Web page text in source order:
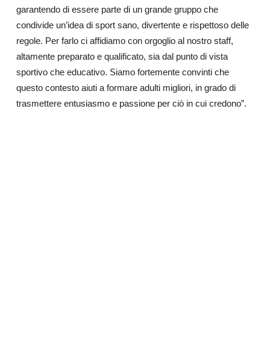
garantendo di essere parte di un grande gruppo che
condivide un’idea di sport sano, divertente e rispettoso delle
regole. Per farlo ci affidiamo con orgoglio al nostro staff,
altamente preparato e qualificato, sia dal punto di vista
sportivo che educativo. Siamo fortemente convinti che
questo contesto aiuti a formare adulti migliori, in grado di
trasmettere entusiasmo e passione per ciò in cui credono”.